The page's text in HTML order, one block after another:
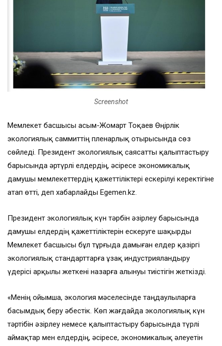
Screenshot
Мемлекет басшысы Қасым-Жомарт Тоқаев Өңірлік
экологиялық саммиттің пленарлық отырысында сөз
сөйледі. Президент экологиялық саясатты қалыптастыру
барысында әртүрлі елдердің, әсіресе экономикалық
дамушы мемлекеттердің қажеттіліктері ескерілуі керектігіне
атап өтті, деп хабарлайды Egemen.kz.
Президент экологиялық күн тәрбін әзірлеу барысында
дамушы елдердің қажеттіліктерін ескеруге шақырды
Мемлекет басшысы бұл тұрғыда дамыған елдер қазіргі
экологиялық стандарттарға ұзақ индустрияландыру
үдерісі арқылы жеткені назарға алынуы тиістігін жеткізді.
️«Менің ойымша, экология мәселесінде таңдаулыларға
басымдық беру әбестік. Көп жағдайда экологиялық күн
тәртібін әзірлеу немесе қалыптастыру барысында түрлі
аймақтар мен елдердің, әсіресе, экономикалық әлеуетін